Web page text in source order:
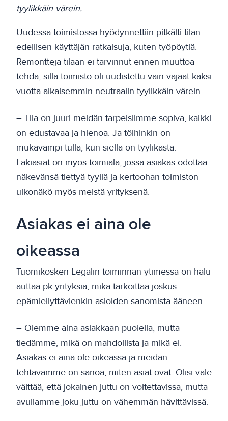
tyylikkäin värein.
Uudessa toimistossa hyödynnettiin pitkälti tilan
edellisen käyttäjän ratkaisuja, kuten työpöytiä.
Remontteja tilaan ei tarvinnut ennen muuttoa
tehdä, sillä toimisto oli uudistettu vain vajaat kaksi
vuotta aikaisemmin neutraalin tyylikkäin värein.
– Tila on juuri meidän tarpeisiimme sopiva, kaikki
on edustavaa ja hienoa. Ja töihinkin on
mukavampi tulla, kun siellä on tyylikästä.
Lakiasiat on myös toimiala, jossa asiakas odottaa
näkevänsä tiettyä tyyliä ja kertoohan toimiston
ulkonäkö myös meistä yrityksenä.
Asiakas ei aina ole
oikeassa
Tuomikosken Legalin toiminnan ytimessä on halu
auttaa pk-yrityksiä, mikä tarkoittaa joskus
epämiellyttävienkin asioiden sanomista ääneen.
– Olemme aina asiakkaan puolella, mutta
tiedämme, mikä on mahdollista ja mikä ei.
Asiakas ei aina ole oikeassa ja meidän
tehtävämme on sanoa, miten asiat ovat. Olisi vale
väittää, että jokainen juttu on voitettavissa, mutta
avullamme joku juttu on vähemmän hävittävissä.